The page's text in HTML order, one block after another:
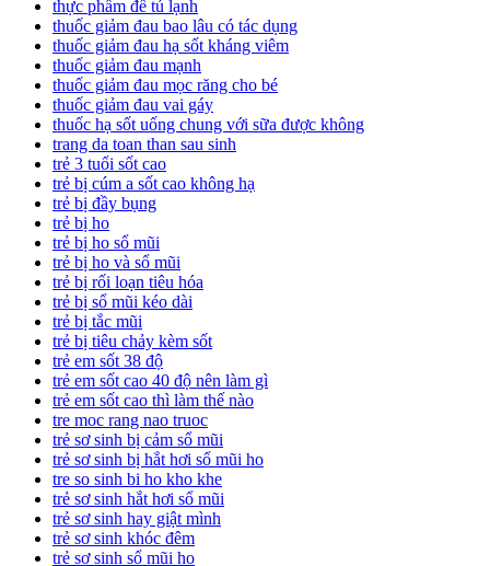
thực phẩm để tủ lạnh
thuốc giảm đau bao lâu có tác dụng
thuốc giảm đau hạ sốt kháng viêm
thuốc giảm đau mạnh
thuốc giảm đau mọc răng cho bé
thuốc giảm đau vai gáy
thuốc hạ sốt uống chung với sữa được không
trang da toan than sau sinh
trẻ 3 tuổi sốt cao
trẻ bị cúm a sốt cao không hạ
trẻ bị đầy bụng
trẻ bị ho
trẻ bị ho sổ mũi
trẻ bị ho và sổ mũi
trẻ bị rối loạn tiêu hóa
trẻ bị sổ mũi kéo dài
trẻ bị tắc mũi
trẻ bị tiêu chảy kèm sốt
trẻ em sốt 38 độ
trẻ em sốt cao 40 độ nên làm gì
trẻ em sốt cao thì làm thế nào
tre moc rang nao truoc
trẻ sơ sinh bị cảm sổ mũi
trẻ sơ sinh bị hắt hơi sổ mũi ho
tre so sinh bi ho kho khe
trẻ sơ sinh hắt hơi sổ mũi
trẻ sơ sinh hay giật mình
trẻ sơ sinh khóc đêm
trẻ sơ sinh sổ mũi ho